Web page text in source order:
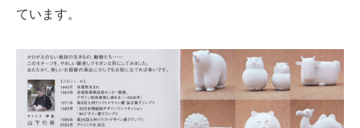
ています。